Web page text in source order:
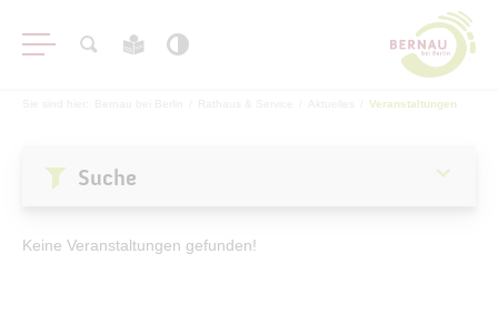
Aktuelles
Veranstaltungen
Keine Veranstaltungen gefunden!
Suche